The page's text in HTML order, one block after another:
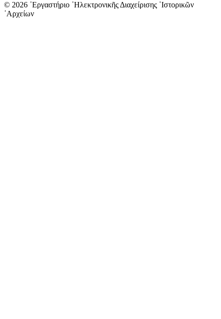
© 2026 ᾿Εργαστήριο ᾿Ηλεκτρονικῆς Διαχείρισης ῾Ιστορικῶν
᾿Αρχείων